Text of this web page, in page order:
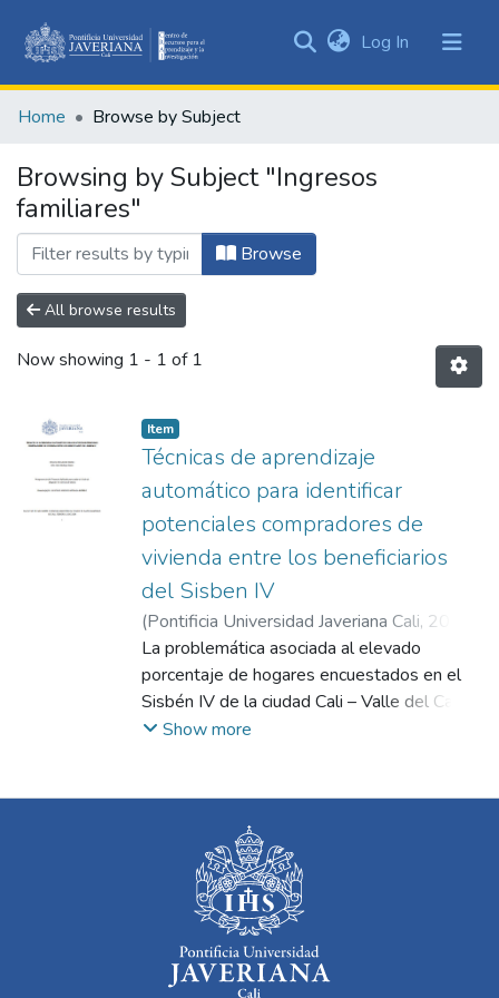
&
All of DSpace
Log In (current)
Home Browse by Subject
Browsing by Subject "Ingresos
familiares"
Browse
All browse results
Now showing 1 - 1 of 1
Item
Técnicas de aprendizaje
automático para identificar
potenciales compradores de
vivienda entre los beneficiarios
del Sisben IV
(Pontificia Universidad Javeriana Cali, 2024
Marulanda Walles, Ximena;Bedoya Saenz,
John Jairo;Arteaga Botero, Gustavo Adolfo
La problemática asociada al elevado
porcentaje de hogares encuestados en el
Sisbén IV de la ciudad Cali – Valle del Cauca
que no cuenta con vivienda propia y que
aplicar técnicas de aprendizaje automático
para identificar potenciales compradores de
vivienda entre los beneficiarios del Sisbén
IV en Santiago de Cali. A partir de la
información suministrada por el
Departamento Administrativo de
Show more